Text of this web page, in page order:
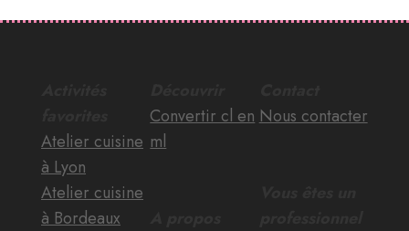
Atelier cuisine
à Lyon
Atelier cuisine
à Bordeaux
Convertir cl en
ml
Nous contacter